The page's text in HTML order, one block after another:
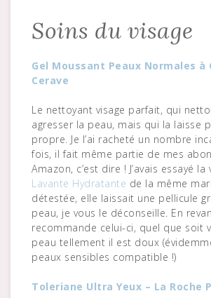
Soins du visage
Gel Moussant Peaux Normales à
Cerave
Le nettoyant visage parfait, qui
agresser la peau, mais qui la laisse
propre. Je l’ai racheté un nombre
fois, il fait même partie de mes
Amazon, c’est dire ! J’avais essayé la
Lavante Hydratante de la même
détestée, elle laissait une pellicule
peau, je vous le déconseille. En
recommande celui-ci, quel que soit
peau tellement il est doux
peaux sensibles compatible !)
Toleriane Ultra Yeux – La Roche